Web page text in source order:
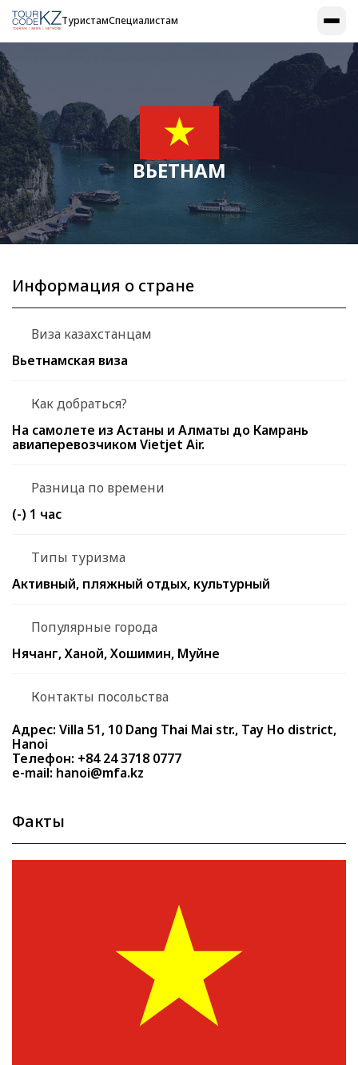
ТуристамСпециалистам
ВЬЕТНАМ
Факты
Информация о стране
Виза казахстанцам
Вьетнамская виза
Как добраться?
На самолете из Астаны и Алматы до Камрань
авиаперевозчиком Vietjet Air.
Разница по времени
(-) 1 час
Типы туризма
Активный, пляжный отдых, культурный
Популярные города
Нячанг, Ханой, Хошимин, Муйне
Контакты посольства
Адрес: Villa 51, 10 Dang Thai Mai str., Tay Ho district,
Hanoi
Телефон: +84 24 3718 0777
e-mail: hanoi@mfa.kz